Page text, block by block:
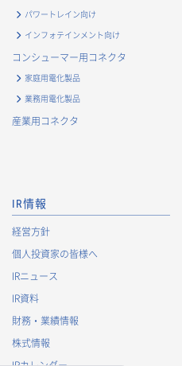
合せ等業務上必要な対応およ
な取引先情報の管理のため
るアンケート調査等への協力依
報告・届出のため
のため
は法的権限のある当局の法令に
た対応
パワートレイン向け
インフォテインメント向け
コンシューマー用コネクタ
家庭用電化製品
業務用電化製品
産業用コネクタ
IR情報
経営方針
個人投資家の皆様へ
IRニュース
IR資料
財務・業績情報
株式情報